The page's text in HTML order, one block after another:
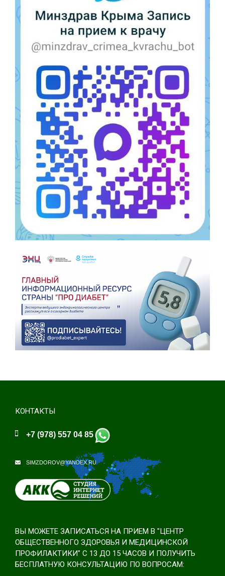
КОНТАКТЫ
+7 (978) 557 04 85
SIMZDOROV@YANDEX.RU
ВЫ МОЖЕТЕ ЗАПИСАТЬСЯ НА ПРИЕМ В "ЦЕНТР
ОБЩЕСТВЕННОГО ЗДОРОВЬЯ И МЕДИЦИНСКОЙ
ПРОФИЛАКТИКИ" С 13 ДО 15 ЧАСОВ И ПОЛУЧИТЬ
БЕСПЛАТНУЮ КОНСУЛЬТАЦИЮ ПО ВОПРОСАМ: